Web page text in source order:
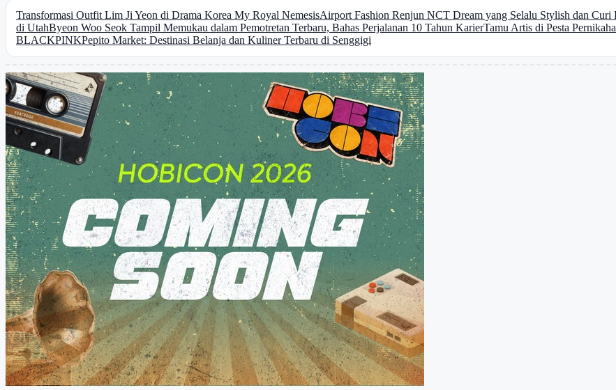
Transformasi Outfit Lim Ji Yeon di Drama Korea My Royal NemesisAirport Fashion Renjun NCT Dream yang Selalu Stylish dan Curi
di UtahByeon Woo Seok Tampil Memukau dalam Pemotretan Terbaru, Bahas Perjalanan 10 Tahun KarierTamu Artis di Pesta
BLACKPINKPepito Market: Destinasi Belanja dan Kuliner Terbaru di Senggigi